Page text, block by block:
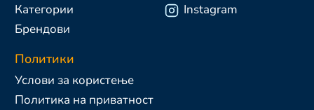
Категории
Брендови
Политики
Услови за користење
Политика на приватност
Instagram